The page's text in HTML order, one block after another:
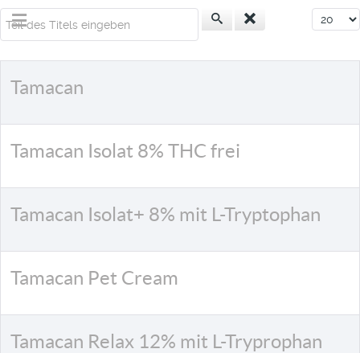
Teil des Titels eingeben
Tamacan
Tamacan Isolat 8% THC frei
Tamacan Isolat+ 8% mit L-Tryptophan
Tamacan Pet Cream
Tamacan Relax 12% mit L-Tryprophan